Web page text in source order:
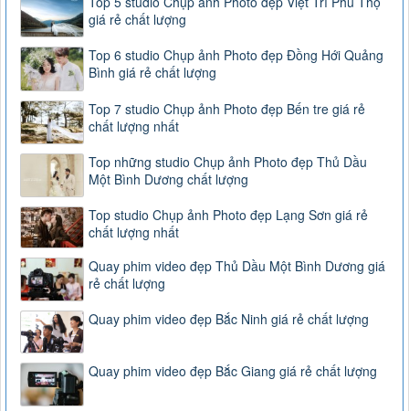
giá rẻ chất lượng
Top 6 studio Chụp ảnh Photo đẹp Đồng Hới Quảng
Bình giá rẻ chất lượng
Top 7 studio Chụp ảnh Photo đẹp Bến tre giá rẻ
chất lượng nhất
Top những studio Chụp ảnh Photo đẹp Thủ Dầu
Một Bình Dương chất lượng
Top studio Chụp ảnh Photo đẹp Lạng Sơn giá rẻ
chất lượng nhất
Quay phim video đẹp Thủ Dầu Một Bình Dương giá
rẻ chất lượng
Quay phim video đẹp Bắc Ninh giá rẻ chất lượng
Quay phim video đẹp Bắc Giang giá rẻ chất lượng